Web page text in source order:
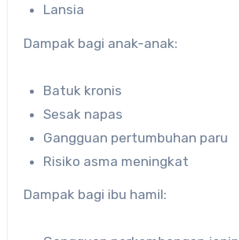
Lansia
Dampak bagi anak-anak:
Batuk kronis
Sesak napas
Gangguan pertumbuhan paru
Risiko asma meningkat
Dampak bagi ibu hamil: